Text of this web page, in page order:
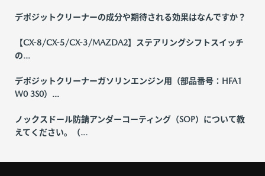
デポジットクリーナーの成分や期待される効果はなんですか？
【CX-8/CX-5/CX-3/MAZDA2】ステアリングシフトスイッチ
の...
デポジットクリーナーガソリンエンジン用（部品番号：HFA1
W0 3S0）...
ノックスドール防錆アンダーコーティング（SOP）について教
えてください。（...